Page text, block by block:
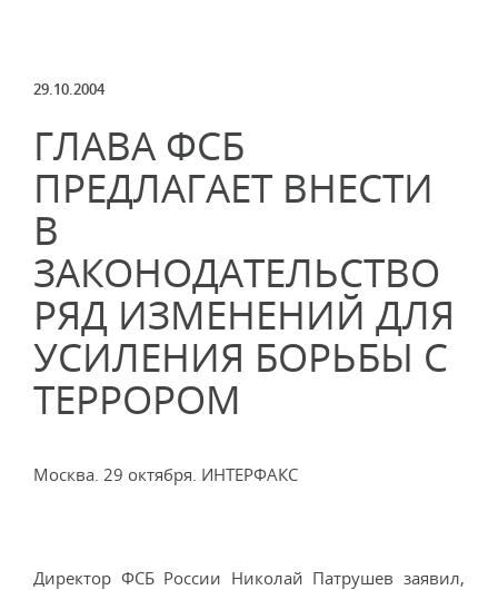
29.10.2004
ГЛАВА ФСБ
ПРЕДЛАГАЕТ ВНЕСТИ
В
ЗАКОНОДАТЕЛЬСТВО
РЯД ИЗМЕНЕНИЙ ДЛЯ
УСИЛЕНИЯ БОРЬБЫ С
ТЕРРОРОМ
Москва. 29 октября. ИНТЕРФАКС
Директор ФСБ России Николай Патрушев заявил,